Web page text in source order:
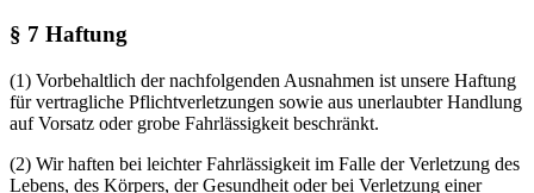
§ 7 Haftung
(1) Vorbehaltlich der nachfolgenden Ausnahmen ist unsere Haftung
für vertragliche Pflichtverletzungen sowie aus unerlaubter Handlung
auf Vorsatz oder grobe Fahrlässigkeit beschränkt.
(2) Wir haften bei leichter Fahrlässigkeit im Falle der Verletzung des
Lebens, des Körpers, der Gesundheit oder bei Verletzung einer